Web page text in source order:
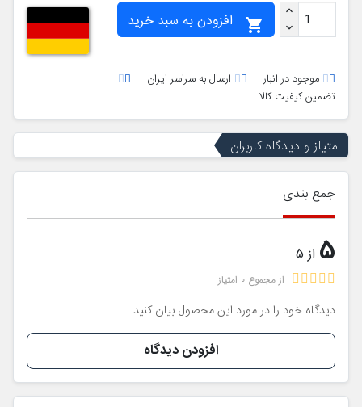

موجود در انبار
ارسال به سراسر ایران
تضمین کیفیت کالا
امتیاز و دیدگاه کاربران
جمع بندی
5 از 5
از مجموع 0 امتیاز
دیدگاه خود را در مورد این محصول بیان کنید
افزودن دیدگاه